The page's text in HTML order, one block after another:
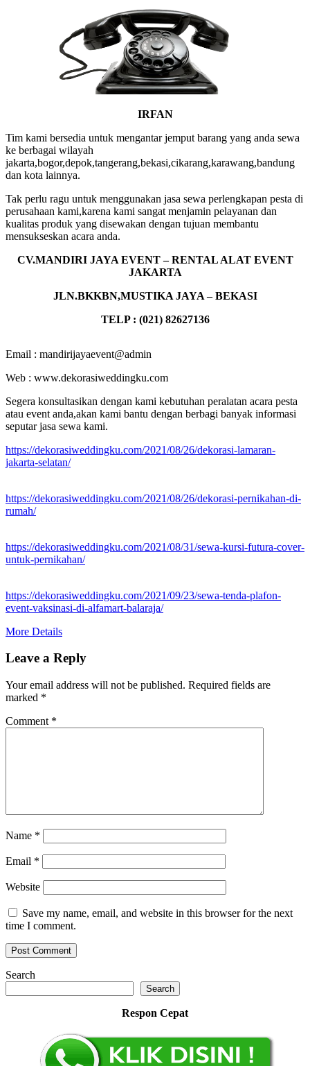
IRFAN
Tim kami bersedia untuk mengantar jemput barang yang anda sewa
ke berbagai wilayah
jakarta,bogor,depok,tangerang,bekasi,cikarang,karawang,bandung
dan kota lainnya.
Tak perlu ragu untuk menggunakan jasa sewa perlengkapan pesta di
perusahaan kami,karena kami sangat menjamin pelayanan dan
kualitas produk yang disewakan dengan tujuan membantu
mensukseskan acara anda.
CV.MANDIRI JAYA EVENT – RENTAL ALAT EVENT
JAKARTA
JLN.BKKBN,MUSTIKA JAYA – BEKASI
TELP : (021) 82627136
Email : mandirijayaevent@admin
Web : www.dekorasiweddingku.com
Segera konsultasikan dengan kami kebutuhan peralatan acara pesta
atau event anda,akan kami bantu dengan berbagi banyak informasi
seputar jasa sewa kami.
https://dekorasiweddingku.com/2021/08/26/dekorasi-lamaran-
jakarta-selatan/
https://dekorasiweddingku.com/2021/08/26/dekorasi-pernikahan-di-
rumah/
https://dekorasiweddingku.com/2021/08/31/sewa-kursi-futura-cover-
untuk-pernikahan/
https://dekorasiweddingku.com/2021/09/23/sewa-tenda-plafon-
event-vaksinasi-di-alfamart-balaraja/
More Details
Leave a Reply
Your email address will not be published. Required fields are
marked *
Comment *
Name *
Email *
Website
Save my name, email, and website in this browser for the next
time I comment.
Search
Search
Respon Cepat